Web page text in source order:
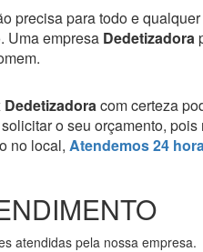
precisa para todo e
Uma empresa Dedetizadora
Dedetizadoracom certeza
o seu orçamento,
no local, Atendemos 24
atendidas pela nossa empresa.